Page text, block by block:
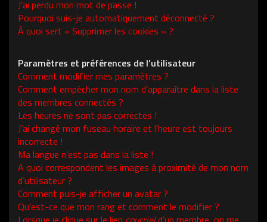
J’ai perdu mon mot de passe !
Pourquoi suis-je automatiquement déconnecté ?
À quoi sert « Supprimer les cookies » ?
Paramètres et préférences de l’utilisateur
Comment modifier mes paramètres ?
Comment empêcher mon nom d’apparaître dans la liste
des membres connectés ?
Les heures ne sont pas correctes !
J’ai changé mon fuseau horaire et l’heure est toujours
incorrecte !
Ma langue n’est pas dans la liste !
A quoi correspondent les images à proximité de mon nom
d’utilisateur ?
Comment puis-je afficher un avatar ?
Qu’est-ce que mon rang et comment le modifier ?